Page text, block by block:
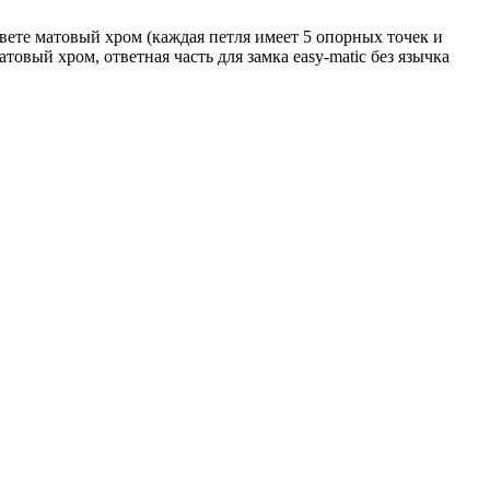
матовый хром (каждая петля имеет 5 опорных точек и
хром, ответная часть для замка easy-matic без язычка